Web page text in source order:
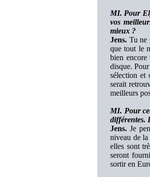
MI. Pour
vos
mieux ?
Jens. Tu ne
que tout le
bien encore
disque.
sélection et
serait
meilleurs
MI. Pour
différentes.
Jens. Je
niveau de la
elles sont
seront
sortir en